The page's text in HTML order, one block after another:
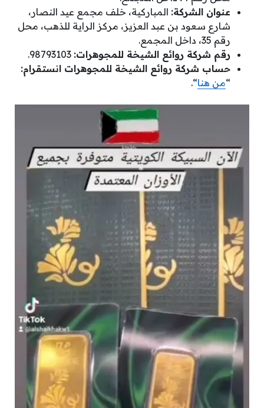
عنوان الشركة: المباركية، خلف مجمع عيد النصار،
شارع سعود بن عبد العزيز، مركز الراية للذهب، محل
رقم 35، داخل المجمع.
رقم شركة روائع الشيخة للمجوهرات:
حساب شركة روائع الشيخة للمجوهرات انستقرام:
“من هنا“.